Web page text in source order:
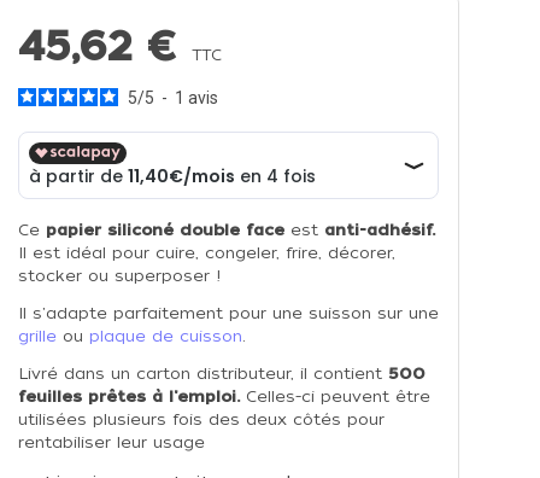
45,62 € TTC
5/5 - 1 avis
Ce papier siliconé double faceest anti-adhésif.
Il est idéal pour cuire, congeler, frire, décorer,
stocker ou superposer !
Il s'adapte parfaitement pour une suisson sur une
grille ou plaque de cuisson.
Livré dans un carton distributeur, il contient500
feuilles prêtes à l'emploi.Celles-ci peuvent être
utilisées plusieurs fois des deux côtés pour
rentabiliser leur usage